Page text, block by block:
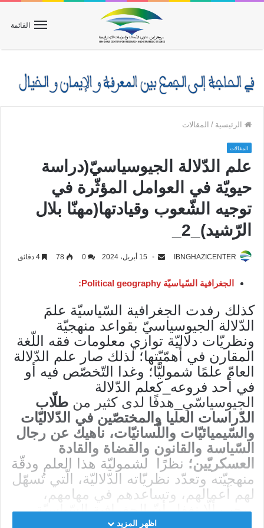
القائمة
الرئيسية / المقالات
المقالات
علم الدّلالة الجيوسياسيّ(دراسة
حيويّة في العوامل المؤثّرة في
توجيه الشّعوب وقيادتها(مهنّا بلال
الرّشيد)_2_
IBNGHAZICENTER 15 أبريل، 2024 78
الجغرافية السّياسيّة Political geography:
كذلك رفدت الجغرافية السّياسيّة علمَ
الدّلالة الجيوسياسيّ بقواعد منهجيّة
ونظريّات دلاليّة توازي معلومات فقه اللّغة
المقارن في أهمّيّتها؛ لذلك صار علم الدّلالة
العامّ علمًا شموليًّا؛ وغدا التّخصّص فيه أو
في أحد فروعه_كعلم الدّلالة
الجيوسياسّي_هدفًا لدى كثير من طلّاب
الدّراسات العليا والمختصّين في الدّلاليّات
والسّيميائيّات واللّسانيّات، ناهيك عن رجال
السّياسة والقانون والقضاة والقادة
العسكريّين؛ نظرًا لشموليّة هذا العلم ودقّة
منهجيّته وتعدّد نظريّاته الدّلاليّة، الّتي تُسهّل
لهم أعمالهم، وتساعدهم في مهامهم،
ويجب ألّا نغفل أنّ الجغرافية السّياسيّة
اظهر المزيد